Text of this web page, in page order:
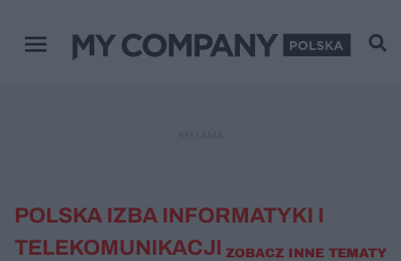
Menu główne
POLSKA IZBA INFORMATYKI I
TELEKOMUNIKACJI ZOBACZ INNE TEMATY